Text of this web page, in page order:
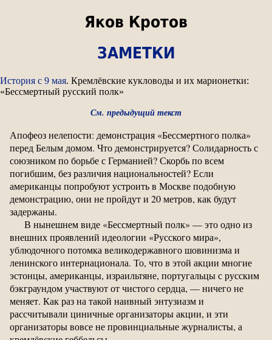
Яков Кротов
ЗАМЕТКИ
История с 9 мая. Кремлёвские кукловоды и их марионетки:
«Бессмертный русский полк»
См. предыдущий текст
Апофеоз нелепости: демонстрация «Бессмертного полка»
перед Белым домом. Что демонстрируется? Солидарность с
союзником по борьбе с Германией? Скорбь по всем
погибшим, без различия национальностей? Если
американцы попробуют устроить в Москве подобную
демонстрацию, они не пройдут и 20 метров, как будут
задержаны.
В нынешнем виде «Бессмертный полк» — это одно из
внешних проявлений идеологии «Русского мира»,
ублюдочного потомка великодержавного шовинизма и
ленинского интернационала. То, что в этой акции многие
эстонцы, американцы, израильтяне, португальцы с русским
бэкграундом участвуют от чистого сердца, — ничего не
меняет. Как раз на такой наивный энтузиазм и
рассчитывали циничные организаторы акции, и эти
организаторы вовсе не провинциальные журналисты, а